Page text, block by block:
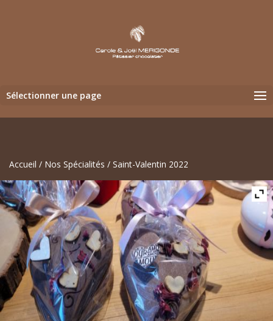
Sélectionner une page
Accueil / Nos Spécialités / Saint-Valentin 2022